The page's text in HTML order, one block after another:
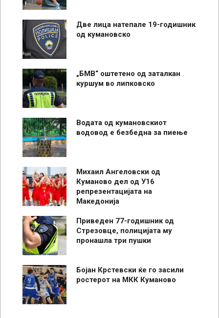
Две лица натепале 19-годишник
од кумановско
„БМВ“ оштетено од заталкан
куршум во липковско
Водата од кумановскиот
водовод е безбедна за пиење
Михаил Ангеловски од
Куманово дел од У16
репрезентацијата на
Македонија
Приведен 77-годишник од
Стрезовце, полицијата му
пронашла три пушки
Бојан Крстевски ќе го засили
ростерот на МКК Куманово